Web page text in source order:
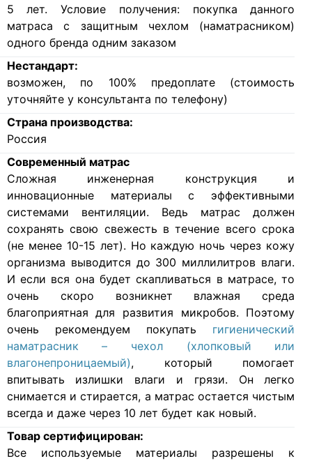
5 лет. Условие получения: покупка данного
матраса с защитным чехлом (наматрасником)
одного бренда одним заказом
Нестандарт:
возможен, по 100% предоплате (стоимость
уточняйте у консультанта по телефону)
Страна производства:
Россия
Современный матрас
Cложная инженерная конструкция и
инновационные материалы с эффективными
системами вентиляции. Ведь матрас должен
сохранять свою свежесть в течение всего срока
(не менее 10-15 лет). Но каждую ночь через кожу
организма выводится до 300 миллилитров влаги.
И если вся она будет скапливаться в матрасе, то
очень скоро возникнет влажная среда
благоприятная для развития микробов. Поэтому
очень рекомендуем покупать гигиенический
наматрасник – чехол (хлопковый или
влагонепроницаемый), который помогает
впитывать излишки влаги и грязи. Он легко
снимается и стирается, а матрас остается чистым
всегда и даже через 10 лет будет как новый.
Товар сертифицирован:
Все используемые материалы разрешены к